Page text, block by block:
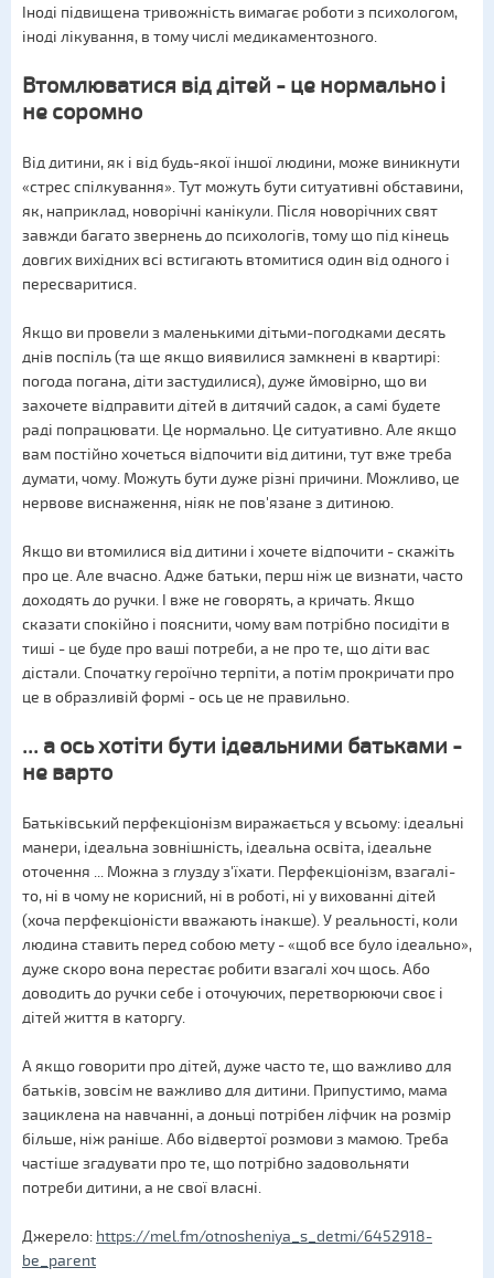
Іноді підвищена тривожність вимагає роботи з психологом,
іноді лікування, в тому числі медикаментозного.
Втомлюватися від дітей - це нормально і
не соромно
Від дитини, як і від будь-якої іншої людини, може виникнути
«стрес спілкування». Тут можуть бути ситуативні обставини,
як, наприклад, новорічні канікули. Після новорічних свят
завжди багато звернень до психологів, тому що під кінець
довгих вихідних всі встигають втомитися один від одного і
пересваритися.
Якщо ви провели з маленькими дітьми-погодками десять
днів поспіль (та ще якщо виявилися замкнені в квартирі:
погода погана, діти застудилися), дуже ймовірно, що ви
захочете відправити дітей в дитячий садок, а самі будете
раді попрацювати. Це нормально. Це ситуативно. Але якщо
вам постійно хочеться відпочити від дитини, тут вже треба
думати, чому. Можуть бути дуже різні причини. Можливо, це
нервове виснаження, ніяк не пов'язане з дитиною.
Якщо ви втомилися від дитини і хочете відпочити - скажіть
про це. Але вчасно. Адже батьки, перш ніж це визнати, часто
доходять до ручки. І вже не говорять, а кричать. Якщо
сказати спокійно і пояснити, чому вам потрібно посидіти в
тиші - це буде про ваші потреби, а не про те, що діти вас
дістали. Спочатку героїчно терпіти, а потім прокричати про
це в образливій формі - ось це не правильно.
... а ось хотіти бути ідеальними батьками -
не варто
Батьківський перфекціонізм виражається у всьому: ідеальні
манери, ідеальна зовнішність, ідеальна освіта, ідеальне
оточення ... Можна з глузду з'їхати. Перфекціонізм, взагалі-
то, ні в чому не корисний, ні в роботі, ні у вихованні дітей
(хоча перфекціоністи вважають інакше). У реальності, коли
людина ставить перед собою мету - «щоб все було ідеально»,
дуже скоро вона перестає робити взагалі хоч щось. Або
доводить до ручки себе і оточуючих, перетворюючи своє і
дітей життя в каторгу.
А якщо говорити про дітей, дуже часто те, що важливо для
батьків, зовсім не важливо для дитини. Припустимо, мама
зациклена на навчанні, а доньці потрібен ліфчик на розмір
більше, ніж раніше. Або відвертої розмови з мамою. Треба
частіше згадувати про те, що потрібно задовольняти
потреби дитини, а не свої власні.
Джерело: https://mel.fm/otnosheniya_s_detmi/6452918-
be_parent